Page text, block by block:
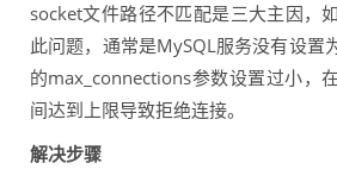
socket文件路径不匹配是三大主因，
此问题，通常是MySQL服务没有设置
的max_connections参数设置过小，
间达到上限导致拒绝连接。
解决步骤